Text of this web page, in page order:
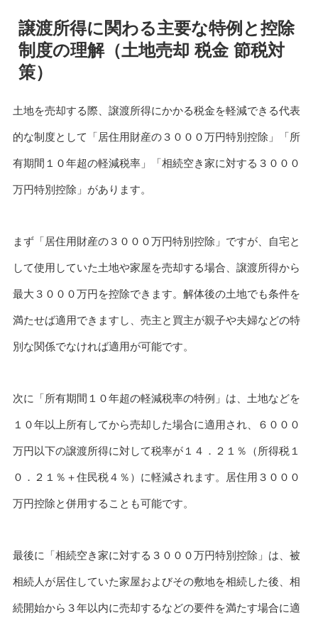
譲渡所得に関わる主要な特例と控除
制度の理解（土地売却 税金 節税対
策）
土地を売却する際、譲渡所得にかかる税金を軽減できる代表
的な制度として「居住用財産の３０００万円特別控除」「所
有期間１０年超の軽減税率」「相続空き家に対する３０００
万円特別控除」があります。
まず「居住用財産の３０００万円特別控除」ですが、自宅と
して使用していた土地や家屋を売却する場合、譲渡所得から
最大３０００万円を控除できます。解体後の土地でも条件を
満たせば適用できますし、売主と買主が親子や夫婦などの特
別な関係でなければ適用が可能です。
次に「所有期間１０年超の軽減税率の特例」は、土地などを
１０年以上所有してから売却した場合に適用され、６０００
万円以下の譲渡所得に対して税率が１４．２１％（所得税１
０．２１％＋住民税４％）に軽減されます。居住用３０００
万円控除と併用することも可能です。
最後に「相続空き家に対する３０００万円特別控除」は、被
相続人が居住していた家屋およびその敷地を相続した後、相
続開始から３年以内に売却するなどの要件を満たす場合に適